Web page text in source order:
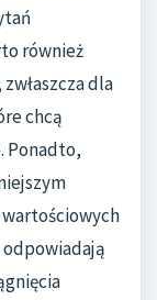
również
dla
chcą
Ponadto,